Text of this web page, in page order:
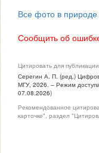
Все фото в природе
Сообщить об
Цитировать для
Серегин А. П. (ред.)
МГУ, 2026. – Режим
07.08.2026)
Рекомендованное
карточке", раздел